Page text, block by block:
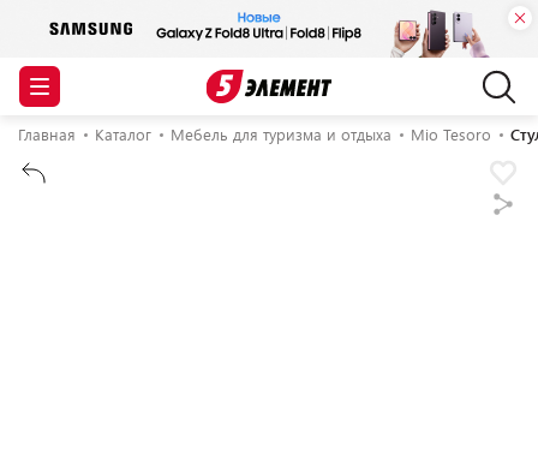
Главная Каталог Мебель для туризма и отдыха Mio Tesoro